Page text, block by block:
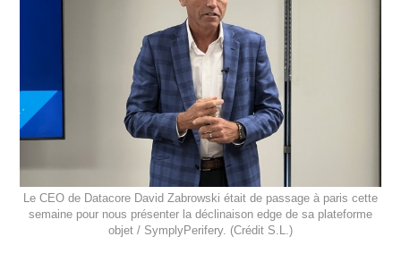
Le CEO de Datacore David Zabrowski était de passage à paris cette
semaine pour nous présenter la déclinaison edge de sa plateforme
objet / SymplyPerifery. (Crédit S.L.)